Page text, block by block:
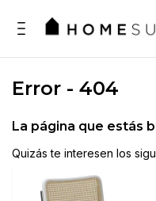
Error - 404
La página que estás
Quizás te interesen los